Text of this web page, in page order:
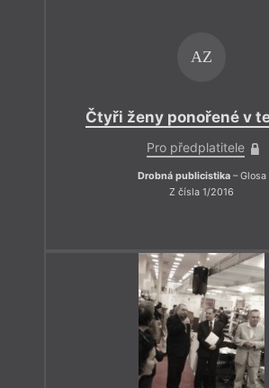
AZ
Čtyři ženy ponořené v
Pro předplatitele
Drobná publicistika– Glosa
Z čísla 1/2016